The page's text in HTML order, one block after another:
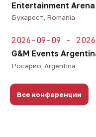
Entertainment Arena
Бухарест, Romania
2026-09-09 -
G&M Events
Росарио, Argentina
Все конференции